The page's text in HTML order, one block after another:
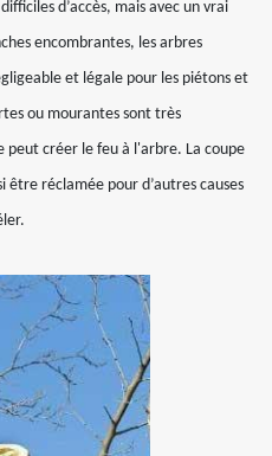
d’accès, mais avec un vrai
encombrantes, les arbres
et légale pour les piétons et
ou mourantes sont très
peut créer le feu à l'arbre. La coupe
être réclamée pour d’autres causes